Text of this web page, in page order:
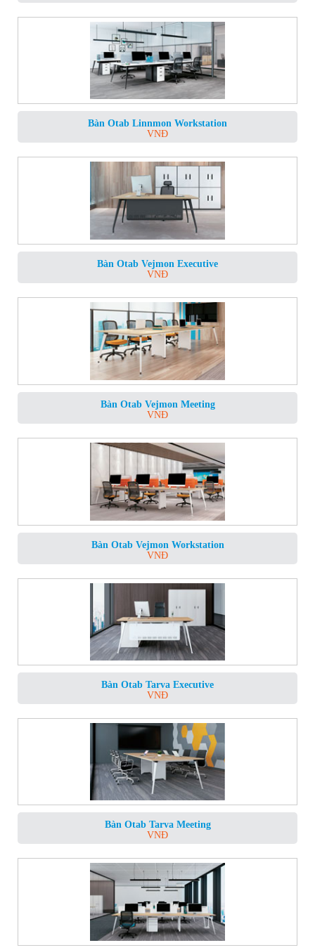
Bàn Otab Linnmon Workstation
VNĐ
Bàn Otab Vejmon Executive
VNĐ
Bàn Otab Vejmon Meeting
VNĐ
Bàn Otab Vejmon Workstation
VNĐ
Bàn Otab Tarva Executive
VNĐ
Bàn Otab Tarva Meeting
VNĐ